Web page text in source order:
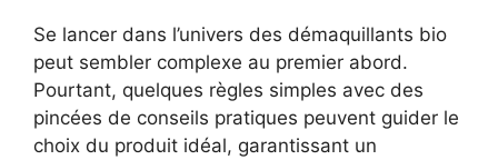
Se lancer dans l’univers des démaquillants bio
peut sembler complexe au premier abord.
Pourtant, quelques règles simples avec des
pincées de conseils pratiques peuvent guider le
choix du produit idéal, garantissant un